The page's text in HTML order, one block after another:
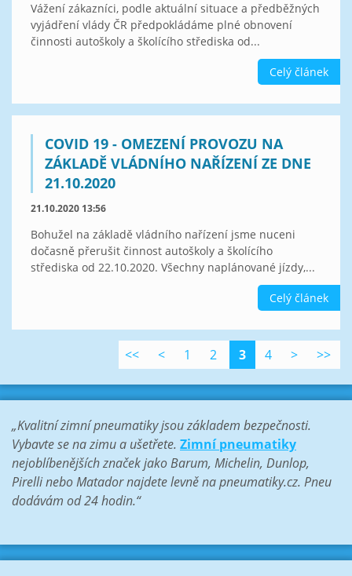
Vážení zákazníci, podle aktuální situace a předběžných
vyjádření vlády ČR předpokládáme plné obnovení
činnosti autoškoly a školícího střediska od...
Celý článek
COVID 19 - OMEZENÍ PROVOZU NA
ZÁKLADĚ VLÁDNÍHO NAŘÍZENÍ ZE DNE
21.10.2020
21.10.2020 13:56
Bohužel na základě vládního nařízení jsme nuceni
dočasně přerušit činnost autoškoly a školícího
střediska od 22.10.2020. Všechny naplánované jízdy,...
Celý článek
<< < 1 2 3 4 > >>
„Kvalitní zimní pneumatiky jsou základem bezpečnosti.
Vybavte se na zimu a ušetřete. Zimní pneumatiky
nejoblíbenějších značek jako Barum, Michelin, Dunlop,
Pirelli nebo Matador najdete levně na pneumatiky.cz. Pneu
dodávám od 24 hodin.“